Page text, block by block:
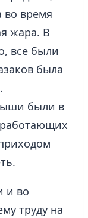
во время
жара. В
все были
была
были в
и во
труду на